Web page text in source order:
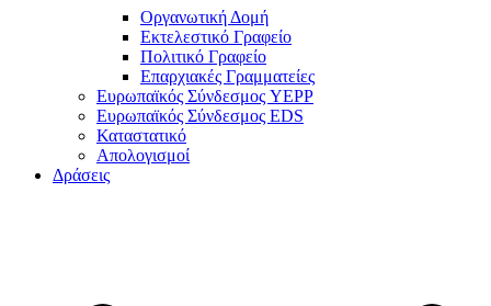
Οργανωτική Δομή
Εκτελεστικό Γραφείο
Πολιτικό Γραφείο
Επαρχιακές Γραμματείες
Ευρωπαϊκός Σύνδεσμος YEPP
Ευρωπαϊκός Σύνδεσμος EDS
Καταστατικό
Απολογισμοί
Δράσεις